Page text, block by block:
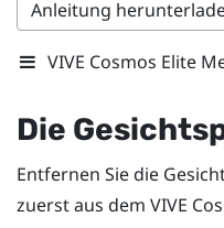
Anleitung
VIVE Cosmos Elite
Die
Entfernen Sie die
zuerst aus dem VIVE